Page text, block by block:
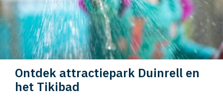
Ontdek attractiepark Duinrell en
het Tikibad